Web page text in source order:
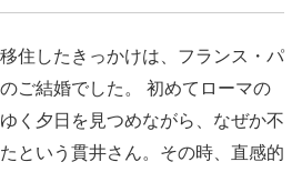
住したきっかけは、フランス・パ
ご結婚でした。 初めてローマの
く夕日を見つめながら、なぜか不
という貫井さん。その時、直感的